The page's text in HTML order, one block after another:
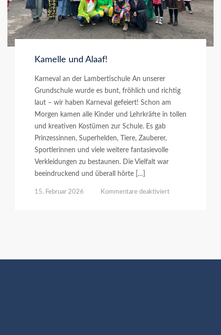
Kamelle und Alaaf!
Karneval an der Lambertischule An unserer
Grundschule wurde es bunt, fröhlich und richtig
laut – wir haben Karneval gefeiert! Schon am
Morgen kamen alle Kinder und Lehrkräfte in tollen
und kreativen Kostümen zur Schule. Es gab
Prinzessinnen, Superhelden, Tiere, Zauberer,
Sportlerinnen und viele weitere fantasievolle
Verkleidungen zu bestaunen. Die Vielfalt war
beeindruckend und überall hörte […]
15. Februar 2026 Kommentare deaktiviertfür